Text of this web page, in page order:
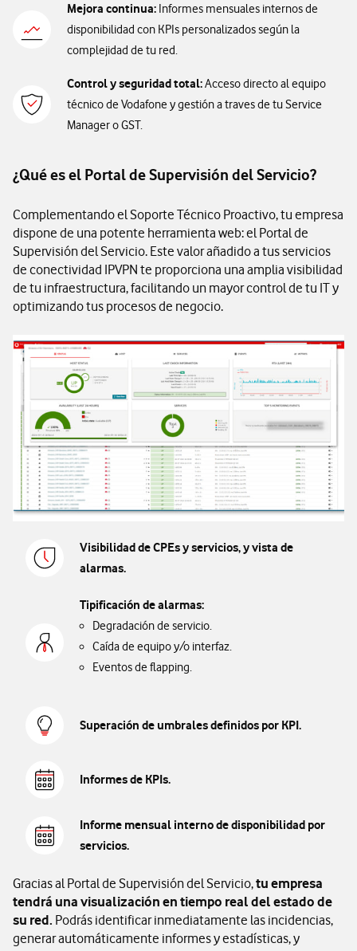
Mejora continua: Informes mensuales internos de
disponibilidad con KPIs personalizados según la
complejidad de tu red.
Control y seguridad total:Acceso directo al equipo
técnico de Vodafone y gestión a traves de tu Service
Manager o GST.
¿Qué es el Portal de Supervisión del Servicio?
Complementando el Soporte Técnico Proactivo, tu empresa
dispone de una potente herramienta web: el Portal de
Supervisión del Servicio. Este valor añadido a tus servicios
de conectividad IPVPN te proporciona una amplia visibilidad
de tu infraestructura, facilitando un mayor control de tu IT y
optimizando tus procesos de negocio.
Visibilidad de CPEs y servicios, y vista de
alarmas.
Tipificación de alarmas:
Degradación de servicio.
Caída de equipo y/o interfaz.
Eventos de flapping.
Superación de umbrales definidos por KPI.
Informes de KPIs.
Informe mensual interno de disponibilidad por
servicios.
Gracias al Portal de Supervisión del Servicio,tu empresa
tendrá una visualización en tiempo real del estado de
su red. Podrás identificar inmediatamente las incidencias,
generar automáticamente informes y estadísticas, y